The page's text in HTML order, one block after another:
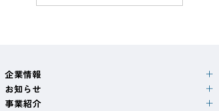
企業情報
お知らせ
事業紹介